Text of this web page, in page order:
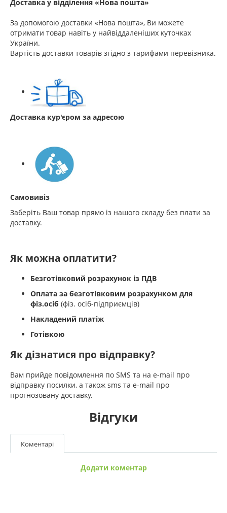
Доставка у відділення «Нова пошта»
За допомогою доставки «Нова пошта», Ви можете
отримати товар навіть у найвіддаленіших куточках
України.
Вартість доставки товарів згідно з тарифами перевізника.
Доставка кур'єром за адресою
Самовивіз
Заберіть Ваш товар прямо із нашого складу без плати за
доставку.
Як можна оплатити?
Безготівковий розрахунок із ПДВ
Оплата за безготівковим розрахунком для
фіз.осіб (фіз. осіб-підприємців)
Накладений платіж
Готівкою
Як дізнатися про відправку?
Вам прийде повідомлення по SMS та на e-mail про
відправку посилки, а також sms та e-mail про
прогнозовану доставку.
Відгуки
Коментарі
Додати коментар